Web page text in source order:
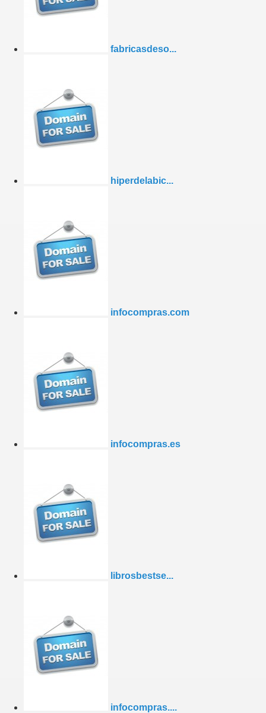
fabricasdeso...
hiperdelabic...
infocompras.com
infocompras.es
librosbestse...
infocompras....